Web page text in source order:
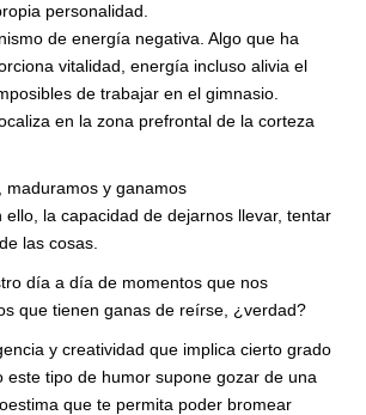
personalidad.
de energía negativa. Algo que ha
vitalidad, energía incluso alivia el
de trabajar en el gimnasio.
en la zona prefrontal de la corteza
maduramos y ganamos
la capacidad de dejarnos llevar, tentar
las cosas.
día a día de momentos que nos
que tienen ganas de reírse, ¿verdad?
y creatividad que implica cierto grado
tipo de humor supone gozar de una
que te permita poder bromear